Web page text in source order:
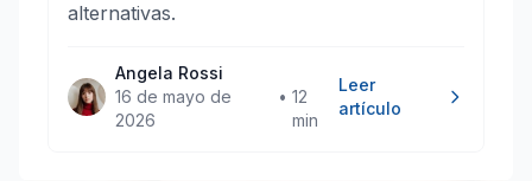
alternativas.
Angela Rossi
16 de mayo de
2026
• 12
min
Leer
artículo